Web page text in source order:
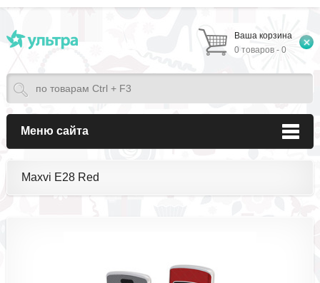
Ваша корзина
0 товаров - 0
Меню сайта
Maxvi E28 Red